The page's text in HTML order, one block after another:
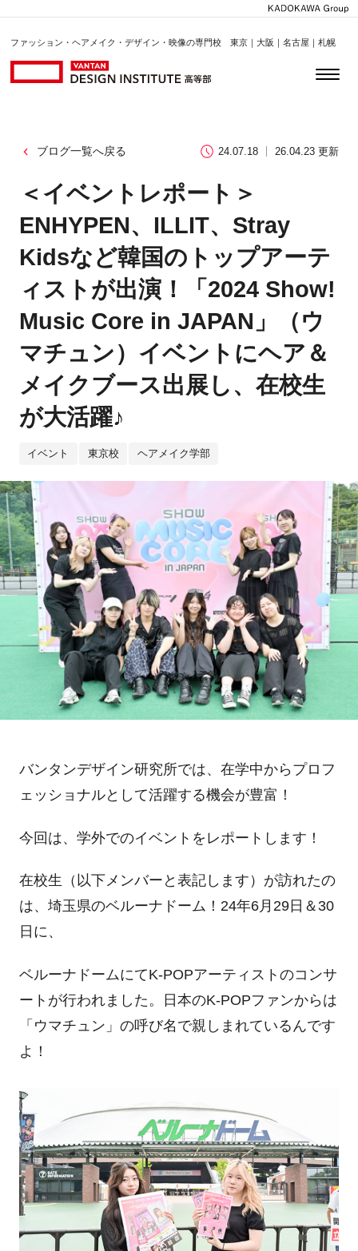
ファッション・ヘアメイク・デザイン・映像の専門校 東京｜大阪｜名古屋｜札幌
ブログ一覧へ戻る 24.07.18 26.04.23 更新
＜イベントレポート＞
ENHYPEN、ILLIT、Stray
Kidsなど韓国のトップアーテ
ィストが出演！「2024 Show!
Music Core in JAPAN」（ウ
マチュン）イベントにヘア＆
メイクブース出展し、在校生
が大活躍♪
イベント 東京校 ヘアメイク学部
バンタンデザイン研究所では、在学中からプロフ
ェッショナルとして活躍する機会が豊富！
今回は、学外でのイベントをレポートします！
在校生（以下メンバーと表記します）が訪れたの
は、埼玉県のベルーナドーム！24年6月29日＆30
日に、
ベルーナドームにてK-POPアーティストのコンサ
ートが行われました。日本のK-POPファンからは
「ウマチュン」の呼び名で親しまれているんです
よ！